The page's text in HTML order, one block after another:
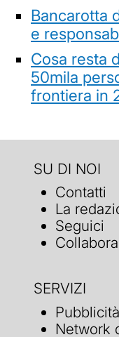
Bancarotta
e
Cosa resta
50mila
frontiera in
SU DI NOI
Contatti
La
Seguici
Collabora
SERVIZI
Pubblicità
Network